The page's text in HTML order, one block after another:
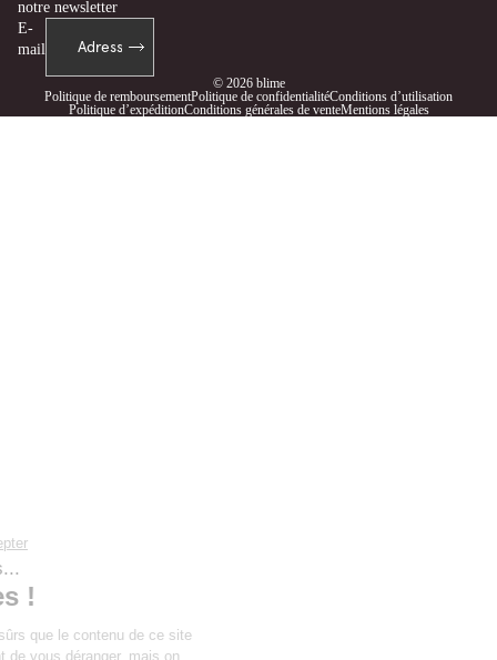
notre newsletter
E-
mail
© 2026 blime
Politique de remboursementPolitique de confidentialitéConditions d’utilisation
Politique d’expéditionConditions générales de venteMentions légales